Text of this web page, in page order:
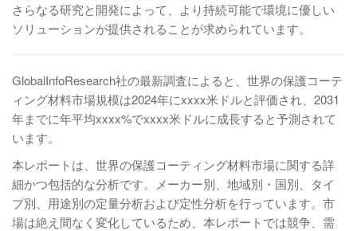
さらなる研究と開発によって、より持続可能で環境に優しい
ソリューションが提供されることが求められています。
GlobalInfoResearch社の最新調査によると、世界の保護コーテ
ィング材料市場規模は2024年にxxxx米ドルと評価され、2031
年までに年平均xxxx%でxxxx米ドルに成長すると予測されて
います。
本レポートは、世界の保護コーティング材料市場に関する詳
細かつ包括的な分析です。メーカー別、地域別・国別、タイ
プ別、用途別の定量分析および定性分析を行っています。市
場は絶え間なく変化しているため、本レポートでは競争、需